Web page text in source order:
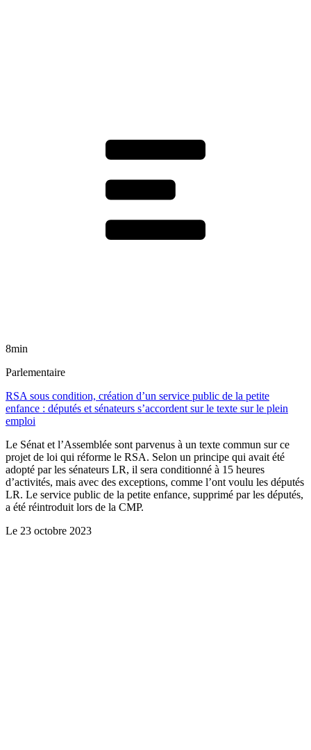
8min
Parlementaire
RSA sous condition, création d’un service public de la petite
enfance : députés et sénateurs s’accordent sur le texte sur le plein
emploi
Le Sénat et l’Assemblée sont parvenus à un texte commun sur ce
projet de loi qui réforme le RSA. Selon un principe qui avait été
adopté par les sénateurs LR, il sera conditionné à 15 heures
d’activités, mais avec des exceptions, comme l’ont voulu les députés
LR. Le service public de la petite enfance, supprimé par les députés,
a été réintroduit lors de la CMP.
Le 23 octobre 2023